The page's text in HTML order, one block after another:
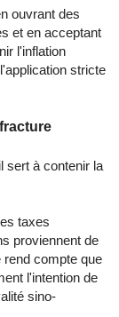
ouvrant des
et en acceptant
l'inflation
stricte
sert à contenir la
taxes
proviennent de
compte que
l'intention de
sino-